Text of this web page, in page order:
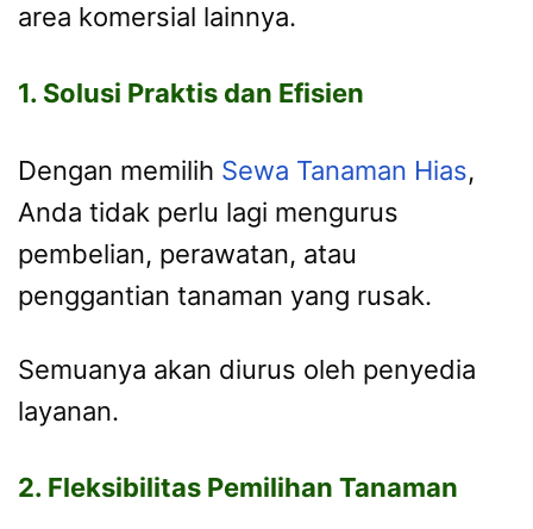
area komersial lainnya.
1. Solusi Praktis dan Efisien
Dengan memilih Sewa Tanaman Hias,
Anda tidak perlu lagi mengurus
pembelian, perawatan, atau
penggantian tanaman yang rusak.
Semuanya akan diurus oleh penyedia
layanan.
2. Fleksibilitas Pemilihan Tanaman